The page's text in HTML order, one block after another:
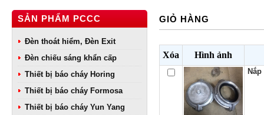
SẢN PHẨM PCCC
Đèn thoát hiểm, Đèn Exit
Đèn chiếu sáng khẩn cấp
Thiết bị báo cháy Horing
Thiết bị báo cháy Formosa
Thiết bị báo cháy Yun Yang
GIỎ HÀNG
Xóa Hình ảnh